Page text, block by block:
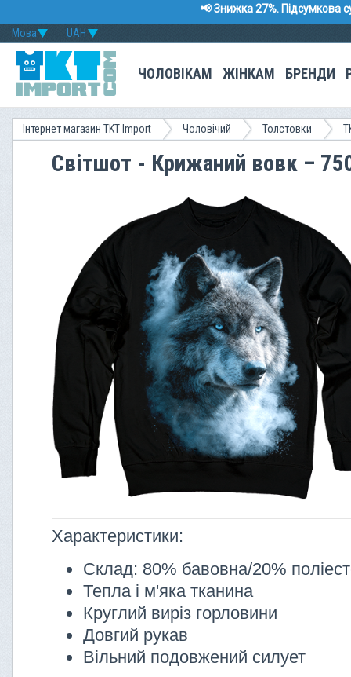
📢 Знижка 27%. Підсумкова
UAH
Мова
ЧОЛОВІКАМ ЖІНКАМ БРЕНДИ
Інтернет магазин TKT Import Чоловічий Толстовки
Світшот - Крижаний вовк –
Характеристики:
Склад: 80% бавовна/20%
Тепла і м'яка тканина
Круглий виріз горловини
Довгий рукав
Вільний подовжений силует